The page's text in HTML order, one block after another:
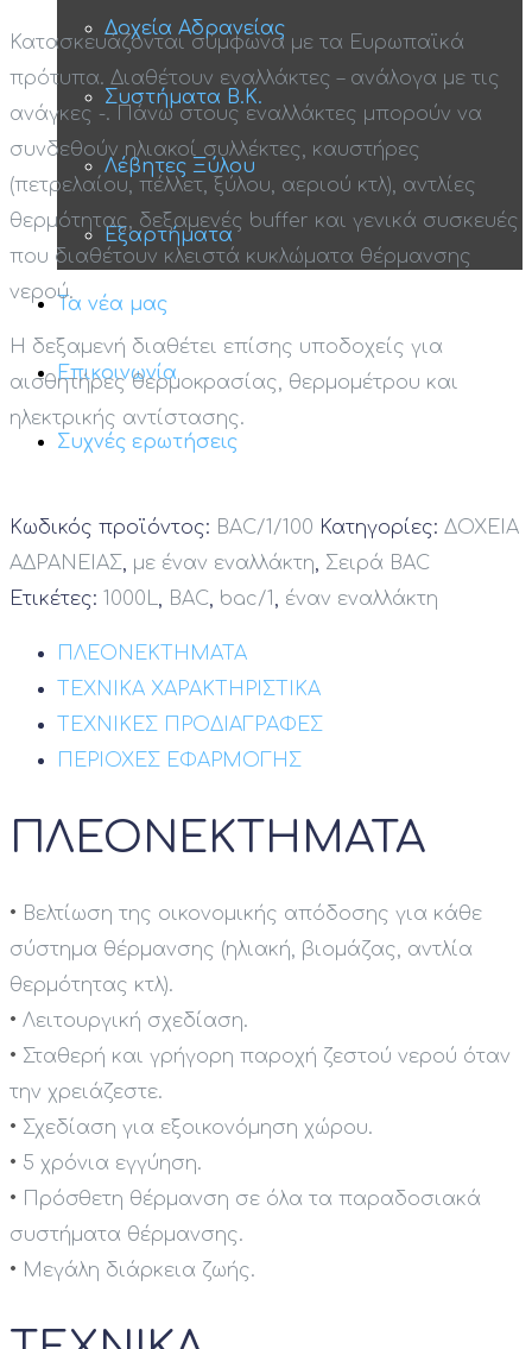
Δοχεία Αδρανείας
Συστήματα Β.Κ.
Λέβητες Ξύλου
Εξαρτήματα
Τα νέα μας
Επικοινωνία
Συχνές ερωτήσεις
Κατασκευάζονται σύμφωνα με τα Ευρωπαϊκά
πρότυπα. Διαθέτουν εναλλάκτες – ανάλογα με τις
ανάγκες -. Πάνω στους εναλλάκτες μπορούν να
συνδεθούν ηλιακοί συλλέκτες, καυστήρες
(πετρελαίου, πέλλετ, ξύλου, αεριού κτλ), αντλίες
θερμότητας, δεξαμενές buffer και γενικά συσκευές
που διαθέτουν κλειστά κυκλώματα θέρμανσης
νερού.
H δεξαμενή διαθέτει επίσης υποδοχείς για
αισθητήρες θερμοκρασίας, θερμομέτρου και
ηλεκτρικής αντίστασης.
Κωδικός προϊόντος: BAC/1/100 Κατηγορίες: ΔΟΧΕΙΑ
ΑΔΡΑΝΕΙΑΣ, με έναν εναλλάκτη, Σειρά BAC
Ετικέτες: 1000L, BAC, bac/1 , έναν εναλλάκτη
ΠΛΕΟΝΕΚΤΗΜΑΤΑ
ΤΕΧΝΙΚΑ ΧΑΡΑΚΤΗΡΙΣΤΙΚΑ
ΤΕΧΝΙΚΕΣ ΠΡΟΔΙΑΓΡΑΦΕΣ
ΠΕΡΙΟΧΕΣ ΕΦΑΡΜΟΓΗΣ
ΠΛΕΟΝΕΚΤΗΜΑΤΑ
• Βελτίωση της οικονομικής απόδοσης για κάθε
σύστημα θέρμανσης (ηλιακή, βιομάζας, αντλία
θερμότητας κτλ).
• Λειτουργική σχεδίαση.
• Σταθερή και γρήγορη παροχή ζεστού νερού όταν
την χρειάζεστε.
• Σχεδίαση για εξοικονόμηση χώρου.
• 5 χρόνια εγγύηση.
•
Πρόσθετη θέρμανση σε όλα τα παραδοσιακά
συστήματα θέρμανσης.
• Μεγάλη διάρκεια ζωής.